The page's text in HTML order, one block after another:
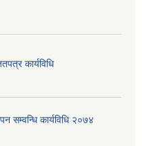
कार्यविधि
सम्वन्धि कार्यविधि २०७४